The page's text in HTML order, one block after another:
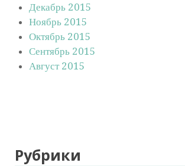
Декабрь 2015
Ноябрь 2015
Октябрь 2015
Сентябрь 2015
Август 2015
Рубрики